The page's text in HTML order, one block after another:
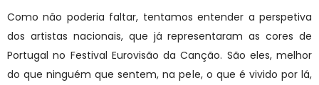
Como não poderia faltar, tentamos entender a perspetiva
dos artistas nacionais, que já representaram as cores de
Portugal no Festival Eurovisão da Canção. São eles, melhor
do que ninguém que sentem, na pele, o que é vivido por lá,